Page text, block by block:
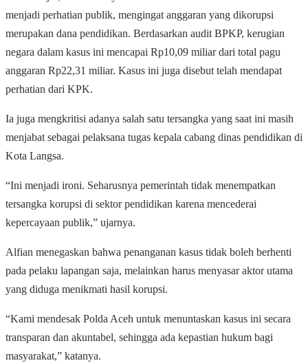
menjadi perhatian publik, mengingat anggaran yang dikorupsi
merupakan dana pendidikan. Berdasarkan audit BPKP, kerugian
negara dalam kasus ini mencapai Rp10,09 miliar dari total pagu
anggaran Rp22,31 miliar. Kasus ini juga disebut telah mendapat
perhatian dari KPK.
Ia juga mengkritisi adanya salah satu tersangka yang saat ini masih
menjabat sebagai pelaksana tugas kepala cabang dinas pendidikan di
Kota Langsa.
“Ini menjadi ironi. Seharusnya pemerintah tidak menempatkan
tersangka korupsi di sektor pendidikan karena mencederai
kepercayaan publik,” ujarnya.
Alfian menegaskan bahwa penanganan kasus tidak boleh berhenti
pada pelaku lapangan saja, melainkan harus menyasar aktor utama
yang diduga menikmati hasil korupsi.
“Kami mendesak Polda Aceh untuk menuntaskan kasus ini secara
transparan dan akuntabel, sehingga ada kepastian hukum bagi
masyarakat,” katanya.